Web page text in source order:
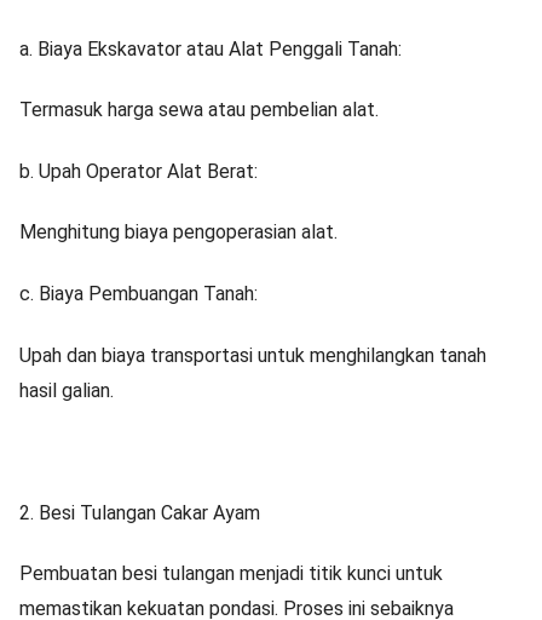
a. Biaya Ekskavator atau Alat Penggali Tanah:
Termasuk harga sewa atau pembelian alat.
b. Upah Operator Alat Berat:
Menghitung biaya pengoperasian alat.
c. Biaya Pembuangan Tanah:
Upah dan biaya transportasi untuk menghilangkan tanah
hasil galian.
2. Besi Tulangan Cakar Ayam
Pembuatan besi tulangan menjadi titik kunci untuk
memastikan kekuatan pondasi. Proses ini sebaiknya